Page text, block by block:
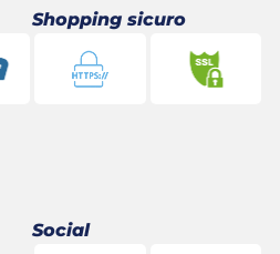
Shopping sicuro
Social